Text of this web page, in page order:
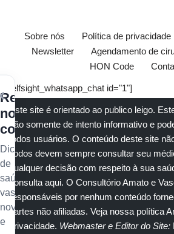
Sobre nós Política de privacidade
Newsletter
Agendamento de
HON Code
[elfsight_whatsapp_chat id="1"]
Este site é orientado ao publico leigo.
são somente de intento informativo e
todos usuários. O conteúdo deste site
Todos devem sempre consultar seu
qualquer decisão com respeito à sua
consulta aqui. O Consultório Amato e
responsáveis por nenhum conteúdo
partes não afiliadas. Veja nossa política
privacidade. Webmaster e Editor do Site:
Receba
nossos
conteúdos
Dicas
de
saúde
vascular,
novidades
e